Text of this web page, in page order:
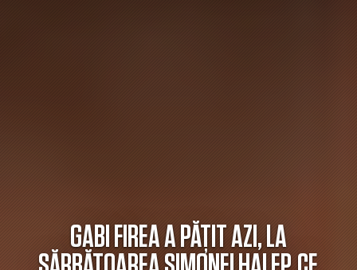
GABI FIREA A PĂȚIT AZI, LA